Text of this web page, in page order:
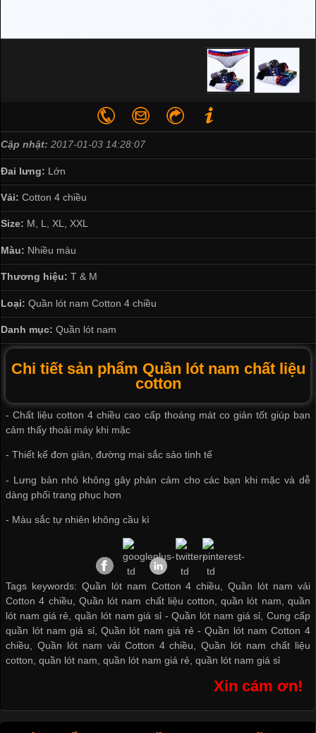
Cập nhật: 2017-01-03 14:28:07
Đai lưng: Lớn
Vải: Cotton 4 chiều
Size: M, L, XL, XXL
Màu: Nhiều màu
Thương hiệu: T & M
Loại: Quần lót nam Cotton 4 chiều
Danh mục: Quần lót nam
Chi tiết sản phẩm Quần lót nam chất liệu
cotton
- Chất liệucotton 4 chiều cao cấpthoáng mát co giản tốt giúp bạn
cảm thấy thoải máy khi mặc
- Thiết kế đơn giản, đường mai sắc sảo tinh tế
- Lưng bản nhỏ không gây phản cảm cho các bạn khi mặc và dễ
dàng phối trang phục hơn
- Màu sắc tự nhiên không cầu kì
Tags keywords: Quần lót nam Cotton 4 chiều, Quần lót nam vải
Cotton 4 chiều, Quần lót nam chất liệu cotton, quần lót nam, quần
lót nam giá rẻ, quần lót nam giá sỉ -Quần lót nam giá sỉ ,Cung cấp
quần lót nam giá sỉ,Quần lót nam giá rẻ -Quần lót nam Cotton 4
chiều ,Quần lót nam vải Cotton 4 chiều ,Quần lót nam chất liệu
cotton ,quần lót nam ,quần lót nam giá rẻ ,quần lót nam giá sỉ
Xin cám ơn!